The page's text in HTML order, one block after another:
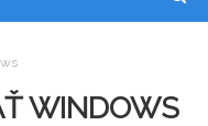
WINDOWS